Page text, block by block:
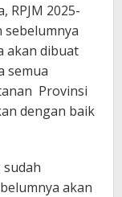
RPJM 2025-
akan dibuat
semua
Provinsi
dengan baik
akan